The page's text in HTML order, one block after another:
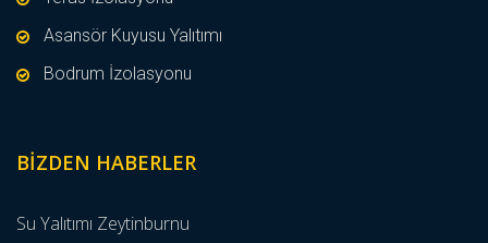
Asansör Kuyusu Yalıtımı
Bodrum İzolasyonu
BIZDEN HABERLER
Su Yalıtımı Zeytinburnu